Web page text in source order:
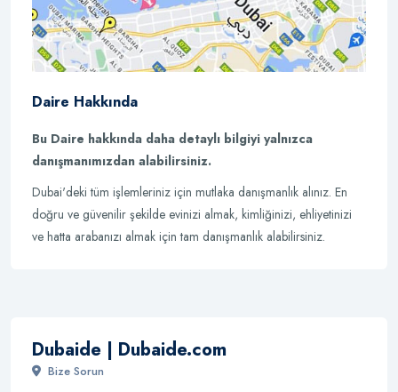
Daire Hakkında
Bu Daire hakkında daha detaylı bilgiyi yalnızca
danışmanımızdan alabilirsiniz.
Dubai'deki tüm işlemleriniz için mutlaka danışmanlık alınız. En
doğru ve güvenilir şekilde evinizi almak, kimliğinizi, ehliyetinizi
ve hatta arabanızı almak için tam danışmanlık alabilirsiniz.
Dubaide | Dubaide.com
Bize Sorun